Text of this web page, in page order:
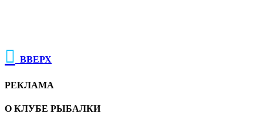
 ВВЕРХ
РЕКЛАМА
О КЛУБЕ РЫБАЛКИ